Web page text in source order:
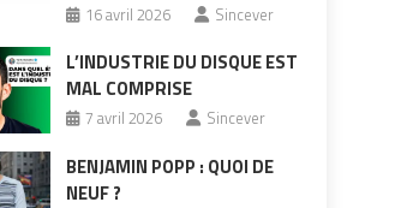
16 avril 2026 Sincever
L’INDUSTRIE DU DISQUE EST
MAL COMPRISE
7 avril 2026 Sincever
BENJAMIN POPP : QUOI DE
NEUF ?